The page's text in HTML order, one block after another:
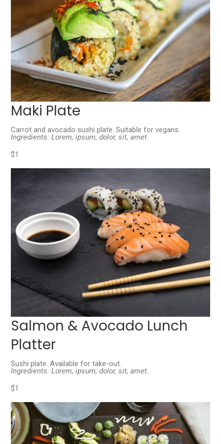
Maki Plate
Carrot and avocado sushi plate. Suitable for vegans.
Ingredients: Lorem, ipsum, dolor, sit, amet.
$1
Salmon & Avocado Lunch
Platter
Sushi plate. Available for take-out.
Ingredients: Lorem, ipsum, dolor, sit, amet.
$1